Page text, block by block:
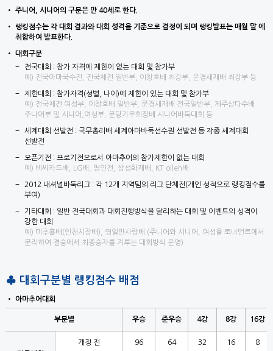
주니어, 시니어의 구분은 만 40세로 한다.
랭킹점수는 각 대회 결과와 대회 성격을 기준으로 결정이 되며 랭킹발표는 매월 말 에
취합하여 발표한다.
대회구분
전국대회 : 참가 자격에 제한이 없는 대회 및 참가부
예) 전국아마국수전, 전국체전 일반부, 이창호배 최강부, 문경새재배 최강부 등
제한대회 : 참가자격(성별, 나이)에 제한이 있는 대회 및 참가부
예) 전국체전 여성부, 이창호배 일반부, 문경새재배 전국일반부, 제주삼다수배
주니어부 및 시니어,여성부, 분당기우회장배 시니어바둑대회 등
세계대회 선발전 : 국무총리배 세계아마바둑선수권 선발전 등 각종 세계대회
선발전
오픈기전 : 프로기전으로서 아마추어의 참가제한이 없는 대회
예) 비씨카드배, LG배, 명인전, 삼성화재배, KT olleh배
2012 내셔널바둑리그 : 각 12개 지역팀의 리그 단체전(개인 성적으로 랭킹점수를
부여)
기타대회 : 일반 전국대회과 대회진행방식을 달리하는 대회 및 이벤트의 성격이
강한 대회
예) 미추홀배(인천시장배), 영일만사랑배 (주니어와 시니어, 여성을 토너먼트에서
분리하여 결승에서 최종승자를 겨루는 대회방식 운영)
♣ 대회구분별 랭킹점수 배점
아마추어대회
부분별 우승 준우승 4강 8강 16강
개정 전 96 64 32 16 8